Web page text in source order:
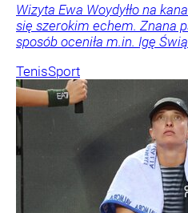
Wizyta Ewa Woydyłło na
się szerokim echem. Znana
sposób oceniła m.in. Igę
TenisSport